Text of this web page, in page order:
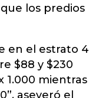
los predios
en el estrato 4
$88 y $230
1.000 mientras
aseveró el